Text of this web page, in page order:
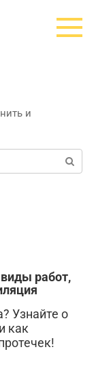
и
работ,
Узнайте о
как